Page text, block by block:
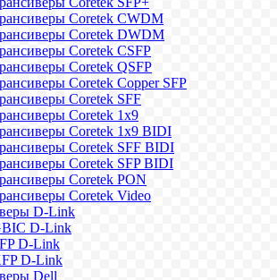
Coretek CWDM
Coretek DWDM
Coretek CSFP
Coretek QSFP
Coretek Copper SFP
Coretek SFF
Coretek 1x9
Coretek 1x9 BIDI
Coretek SFF BIDI
Coretek SFP BIDI
Coretek PON
Coretek Video
D-Link
D-Link
D-Link
D-Link
Dell